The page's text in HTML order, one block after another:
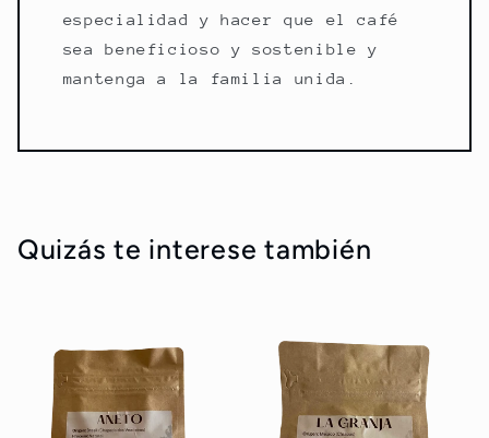
especialidad y hacer que el café
sea beneficioso y sostenible y
mantenga a la familia unida.
Quizás te interese también